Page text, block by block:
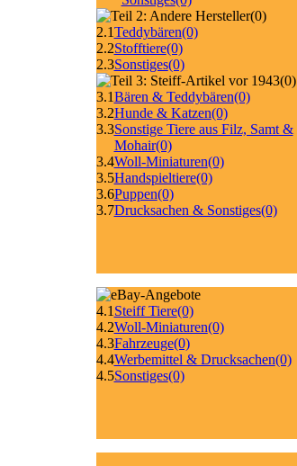
(0)
2.1Teddybären(0)
2.2Stofftiere(0)
2.3Sonstiges(0)
(0)
3.1Bären & Teddybären(0)
3.2Hunde & Katzen(0)
3.3Sonstige Tiere aus Filz, Samt &
Mohair(0)
3.4Woll-Miniaturen(0)
3.5Handspieltiere(0)
3.6Puppen(0)
3.7Drucksachen & Sonstiges(0)
4.1 Steiff Tiere(0)
4.2Woll-Miniaturen(0)
4.3Fahrzeuge(0)
4.4Werbemittel & Drucksachen(0)
4.5Sonstiges(0)